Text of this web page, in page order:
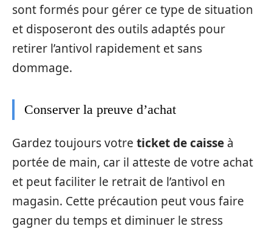
sont formés pour gérer ce type de situation
et disposeront des outils adaptés pour
retirer l’antivol rapidement et sans
dommage.
Conserver la preuve d’achat
Gardez toujours votre ticket de caisse à
portée de main, car il atteste de votre achat
et peut faciliter le retrait de l’antivol en
magasin. Cette précaution peut vous faire
gagner du temps et diminuer le stress